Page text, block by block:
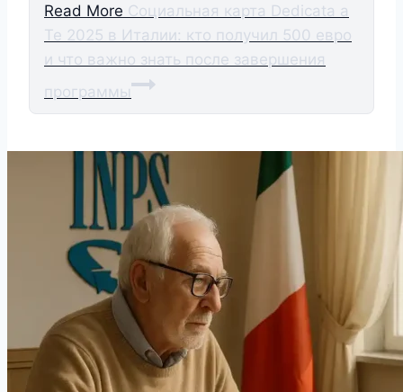
Read More Социальная карта Dedicata a
Te 2025 в Италии: кто получил 500 евро
и что важно знать после завершения
программы